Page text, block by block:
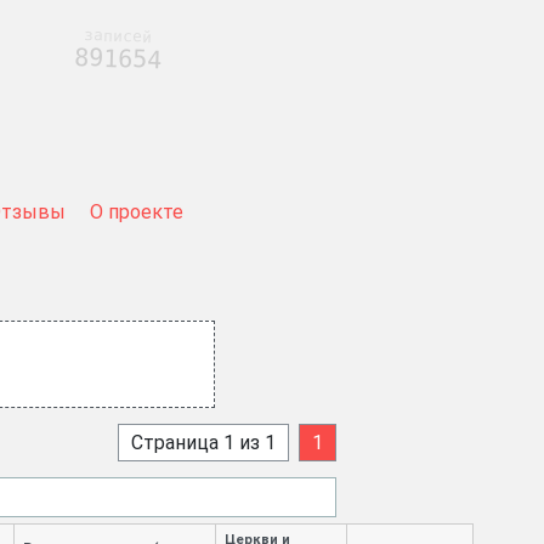
О проекте
Страница 1 из 1 1
Церкви и
891654